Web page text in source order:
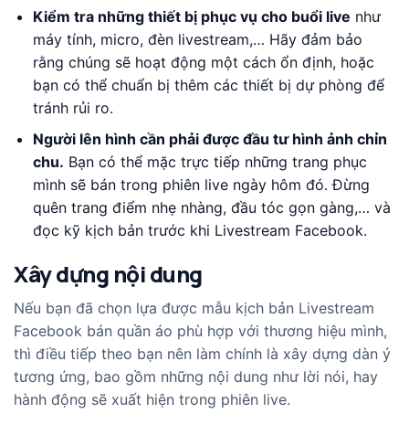
Kiểm tra những thiết bị phục vụ cho buổi live như
máy tính, micro, đèn livestream,… Hãy đảm bảo
rằng chúng sẽ hoạt động một cách ổn định, hoặc
bạn có thể chuẩn bị thêm các thiết bị dự phòng để
tránh rủi ro.
Người lên hình cần phải được đầu tư hình ảnh chỉn
chu. Bạn có thể mặc trực tiếp những trang phục
mình sẽ bán trong phiên live ngày hôm đó. Đừng
quên trang điểm nhẹ nhàng, đầu tóc gọn gàng,… và
đọc kỹ kịch bản trước khi Livestream Facebook.
Xây dựng nội dung
Nếu bạn đã chọn lựa được mẫu kịch bản Livestream
Facebook bán quần áo phù hợp với thương hiệu mình,
thì điều tiếp theo bạn nên làm chính là xây dựng dàn ý
tương ứng, bao gồm những nội dung như lời nói, hay
hành động sẽ xuất hiện trong phiên live.